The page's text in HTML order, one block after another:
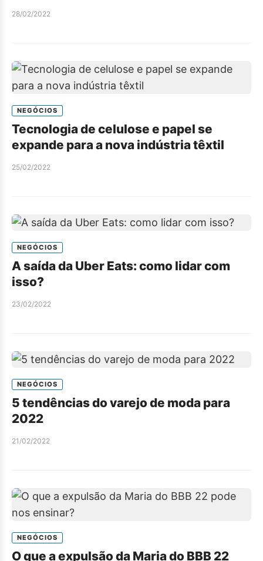
28/02/2022
NEGÓCIOS
Tecnologia de celulose e papel se
expande para a nova indústria têxtil
25/02/2022
NEGÓCIOS
A saída da Uber Eats: como lidar com
isso?
23/02/2022
NEGÓCIOS
5 tendências do varejo de moda para
2022
21/02/2022
NEGÓCIOS
O que a expulsão da Maria do BBB 22